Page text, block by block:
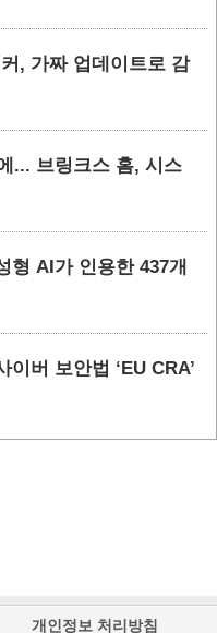
, 가짜 업데이트로 감
... 브링크스 홈, 시스
형 AI가 인용한 437개
버 보안법 ‘EU CRA’
개인정보 처리방침